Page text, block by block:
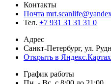
Контакты
Почта
Тел. +7 931 31 31 31 0
Адрес
Санкт-Петербург, ул.
Открыть в Яндекс.Картах
График работы